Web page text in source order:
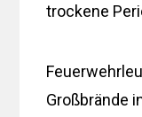
trockene
Großbrände